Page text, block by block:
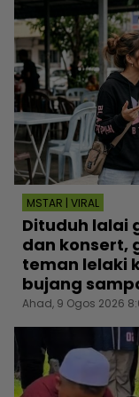
MSTAR | VIRAL
Dituduh lalai
dan konsert,
teman lelaki
bujang
Ahad, 9 Ogos 2026